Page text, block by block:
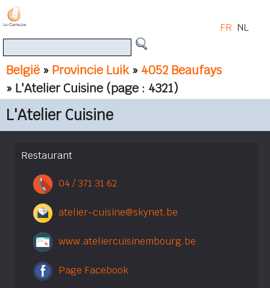
België » Provincie Luik» 4052 Beaufays
» L'Atelier Cuisine (page : 4321)
FR NL
L'Atelier Cuisine
Restaurant
04 / 371 31 62
atelier-cuisine@skynet.be
www.ateliercuisinembourg.be
Page Facebook